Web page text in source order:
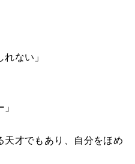
ない」
天才でもあり、自分をほめ